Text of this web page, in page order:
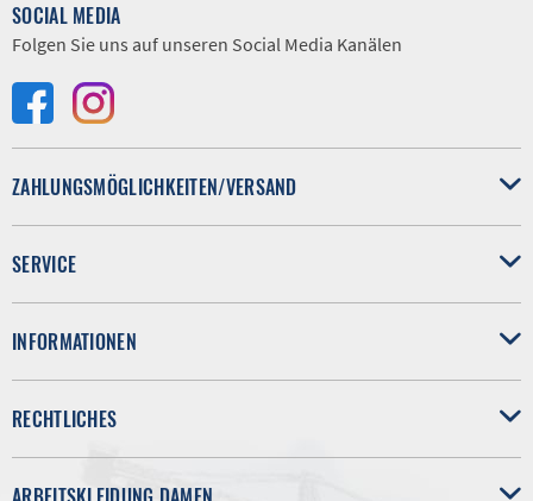
SOCIAL MEDIA
Folgen Sie uns auf unseren Social Media Kanälen
ZAHLUNGSMÖGLICHKEITEN/VERSAND
SERVICE
INFORMATIONEN
RECHTLICHES